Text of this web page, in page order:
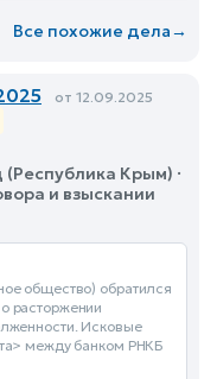
Все похожие дела→
от 12.09.2025
Крым) ·
и взыскании
общество) обратился
расторжении
Исковые
между банком РНКБ